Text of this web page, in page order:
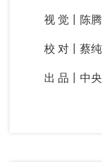
视 觉丨陈腾
校 对丨蔡纯
出 品丨中央